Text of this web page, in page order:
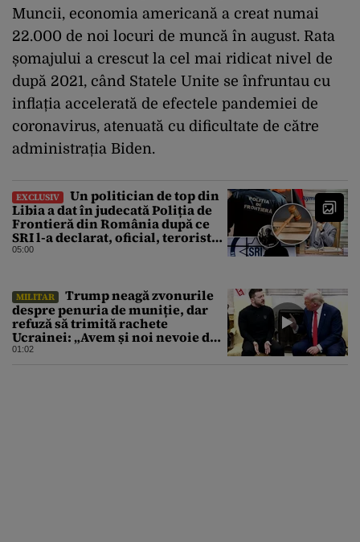
Muncii, economia americană a creat numai
22.000 de noi locuri de muncă în august. Rata
șomajului a crescut la cel mai ridicat nivel de
după 2021, când Statele Unite se înfruntau cu
inflația accelerată de efectele pandemiei de
coronavirus, atenuată cu dificultate de către
administrația Biden.
EXCLUSIV
Un politician de top din
Libia a dat în judecată Poliția de
Frontieră din România după ce
SRI l-a declarat, oficial, terorist
ISIS
05:00
MILITAR
Trump neagă zvonurile
despre penuria de muniție, dar
refuză să trimită rachete
Ucrainei: „Avem și noi nevoie de
rachete”
01:02